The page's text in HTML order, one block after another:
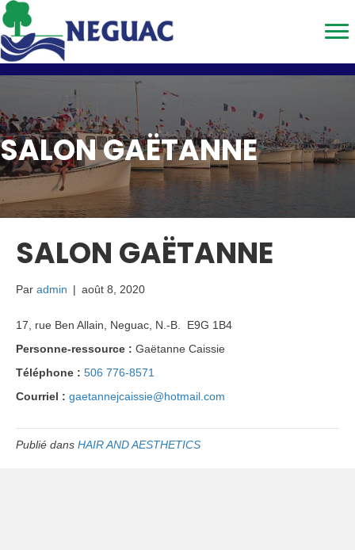
SALON GAËTANNE
SALON GAËTANNE
Par admin | août 8, 2020
17, rue Ben Allain, Neguac, N.-B. E9G 1B4
Personne-ressource : Gaëtanne Caissie
Téléphone : 506 776-8571
Courriel : gaetannejcaissie@hotmail.com
Publié dans HAIR AND AESTHETICS